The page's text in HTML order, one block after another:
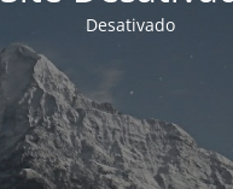
Desativado